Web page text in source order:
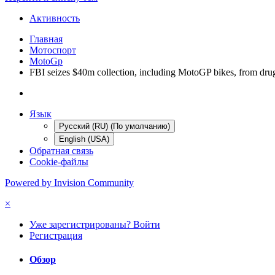
Активность
Главная
Мотоспорт
MotoGp
FBI seizes $40m collection, including MotoGP bikes, from
Язык
Русский (RU) (По умолчанию)
English (USA)
Обратная связь
Cookie-файлы
Powered by Invision Community
×
Уже зарегистрированы? Войти
Регистрация
Обзор